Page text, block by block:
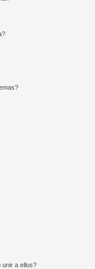
unir a ellos?